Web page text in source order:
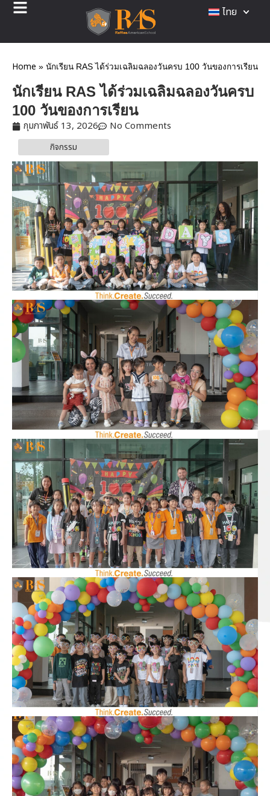
ไทย
Home » นักเรียน RAS ได้ร่วมเฉลิมฉลองวันครบ 100 วันของการเรียน
นักเรียน RAS ได้ร่วมเฉลิมฉลองวันครบ
100 วันของการเรียน
กุมภาพันธ์ 13, 2026 No Comments
กิจกรรม